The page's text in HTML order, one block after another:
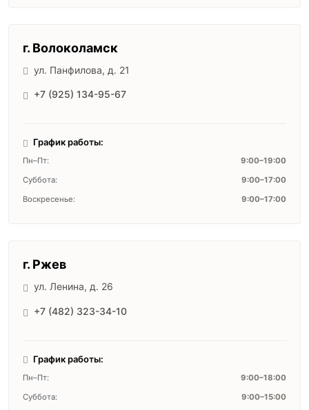
г. Волоколамск
ул. Панфилова, д. 21
+7 (925) 134-95-67
График работы:
Пн–Пт:
9:00–19:00
Суббота:
9:00–17:00
Воскресенье:
9:00–17:00
г. Ржев
ул. Ленина, д. 26
+7 (482) 323-34-10
График работы:
Пн–Пт:
9:00–18:00
Суббота:
9:00–15:00